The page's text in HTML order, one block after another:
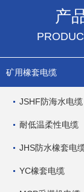
产
矿用橡套电缆
JSHF防海水电缆
耐低温柔性电缆
JHS防水橡套电
YC橡套电缆